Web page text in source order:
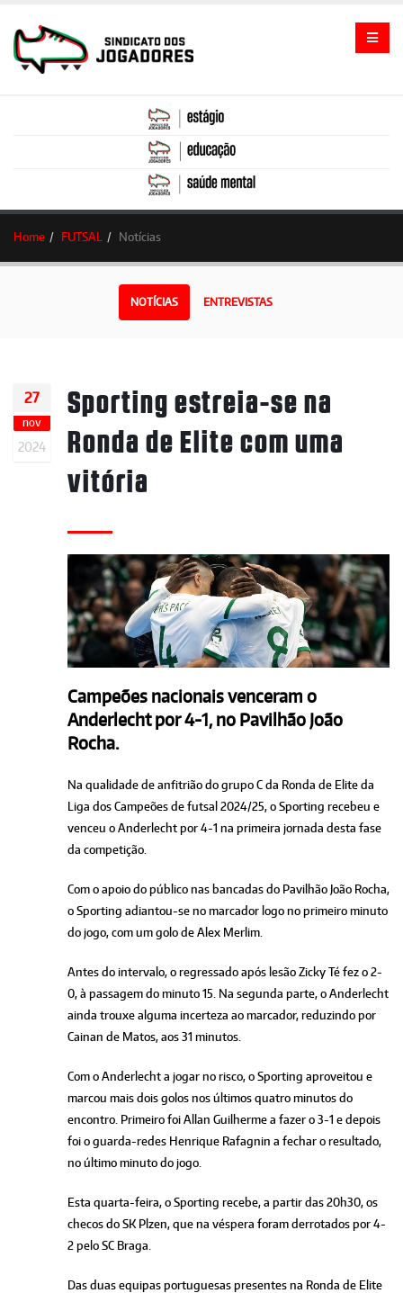
Home FUTSAL Notícias
NOTÍCIAS ENTREVISTAS
27
nov
2024
Sporting estreia-se na
Ronda de Elite com uma
vitória
Campeões nacionais venceram o
Anderlecht por 4-1, no Pavilhão João
Rocha.
Na qualidade de anfitrião do grupo C da Ronda de Elite da
Liga dos Campeões de futsal 2024/25, o Sporting recebeu e
venceu o Anderlecht por 4-1 na primeira jornada desta fase
da competição.
Com o apoio do público nas bancadas do Pavilhão João Rocha,
o Sporting adiantou-se no marcador logo no primeiro minuto
do jogo, com um golo de Alex Merlim.
Antes do intervalo, o regressado após lesão Zicky Té fez o 2-
0, à passagem do minuto 15. Na segunda parte, o Anderlecht
ainda trouxe alguma incerteza ao marcador, reduzindo por
Cainan de Matos, aos 31 minutos.
Com o Anderlecht a jogar no risco, o Sporting aproveitou e
marcou mais dois golos nos últimos quatro minutos do
encontro. Primeiro foi Allan Guilherme a fazer o 3-1 e depois
foi o guarda-redes Henrique Rafagnin a fechar o resultado,
no último minuto do jogo.
Esta quarta-feira, o Sporting recebe, a partir das 20h30, os
checos do SK Plzen, que na véspera foram derrotados por 4-
2 pelo SC Braga.
Das duas equipas portuguesas presentes na Ronda de Elite